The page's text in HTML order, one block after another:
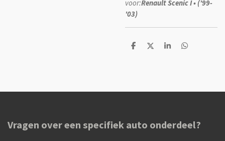
voor:Renault Scenic I • ('99-
'03)
D
D
S
D
Vragen over een specifiek auto onderdeel?